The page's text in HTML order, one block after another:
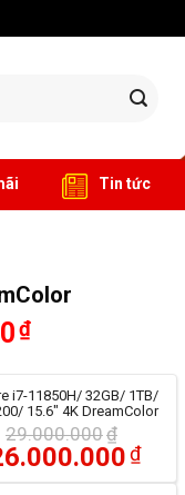
Tin tức
₫
i7-11850H/ 32GB/ 1TB/
15.6" 4K DreamColor
29.000.000₫
₫